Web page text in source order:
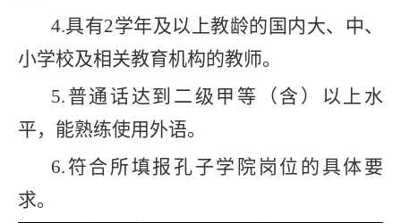
4.具有2学年及以上教龄的国内大、中、
小学校及相关教育机构的教师。
5. 普通话达到二级甲等（含）以上水
平，能熟练使用外语。
6. 符合所填报孔子学院岗位的具体要
求。